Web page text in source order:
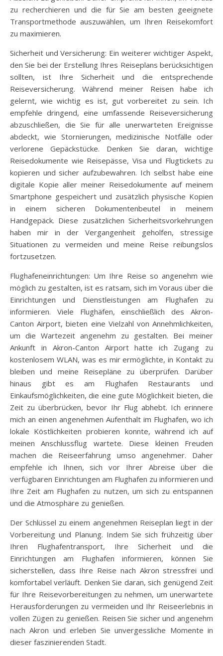
zu recherchieren und die für Sie am besten geeignete
Transportmethode auszuwählen, um Ihren Reisekomfort
zu maximieren.
Sicherheit und Versicherung: Ein weiterer wichtiger Aspekt,
den Sie bei der Erstellung Ihres Reiseplans berücksichtigen
sollten, ist Ihre Sicherheit und die entsprechende
Reiseversicherung. Während meiner Reisen habe ich
gelernt, wie wichtig es ist, gut vorbereitet zu sein. Ich
empfehle dringend, eine umfassende Reiseversicherung
abzuschließen, die Sie für alle unerwarteten Ereignisse
abdeckt, wie Stornierungen, medizinische Notfälle oder
verlorene Gepäckstücke. Denken Sie daran, wichtige
Reisedokumente wie Reisepässe, Visa und Flugtickets zu
kopieren und sicher aufzubewahren. Ich selbst habe eine
digitale Kopie aller meiner Reisedokumente auf meinem
Smartphone gespeichert und zusätzlich physische Kopien
in einem sicheren Dokumentenbeutel in meinem
Handgepäck. Diese zusätzlichen Sicherheitsvorkehrungen
haben mir in der Vergangenheit geholfen, stressige
Situationen zu vermeiden und meine Reise reibungslos
fortzusetzen.
Flughafeneinrichtungen: Um Ihre Reise so angenehm wie
möglich zu gestalten, ist es ratsam, sich im Voraus über die
Einrichtungen und Dienstleistungen am Flughafen zu
informieren. Viele Flughäfen, einschließlich des Akron-
Canton Airport, bieten eine Vielzahl von Annehmlichkeiten,
um die Wartezeit angenehm zu gestalten. Bei meiner
Ankunft in Akron-Canton Airport hatte ich Zugang zu
kostenlosem WLAN, was es mir ermöglichte, in Kontakt zu
bleiben und meine Reisepläne zu überprüfen. Darüber
hinaus gibt es am Flughafen Restaurants und
Einkaufsmöglichkeiten, die eine gute Möglichkeit bieten, die
Zeit zu überbrücken, bevor Ihr Flug abhebt. Ich erinnere
mich an einen angenehmen Aufenthalt im Flughafen, wo ich
lokale Köstlichkeiten probieren konnte, während ich auf
meinen Anschlussflug wartete. Diese kleinen Freuden
machen die Reiseerfahrung umso angenehmer. Daher
empfehle ich Ihnen, sich vor Ihrer Abreise über die
verfügbaren Einrichtungen am Flughafen zu informieren und
Ihre Zeit am Flughafen zu nutzen, um sich zu entspannen
und die Atmosphäre zu genießen.
Der Schlüssel zu einem angenehmen Reiseplan liegt in der
Vorbereitung und Planung. Indem Sie sich frühzeitig über
Ihren Flughafentransport, Ihre Sicherheit und die
Einrichtungen am Flughafen informieren, können Sie
sicherstellen, dass Ihre Reise nach Akron stressfrei und
komfortabel verläuft. Denken Sie daran, sich genügend Zeit
für Ihre Reisevorbereitungen zu nehmen, um unerwartete
Herausforderungen zu vermeiden und Ihr Reiseerlebnis in
vollen Zügen zu genießen. Reisen Sie sicher und angenehm
nach Akron und erleben Sie unvergessliche Momente in
dieser faszinierenden Stadt.